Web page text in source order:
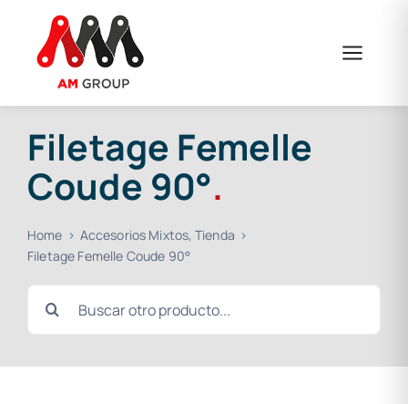
content
Filetage Femelle
Coude 90°.
Home Accesorios Mixtos Tienda
Filetage Femelle Coude 90°
Search
for: